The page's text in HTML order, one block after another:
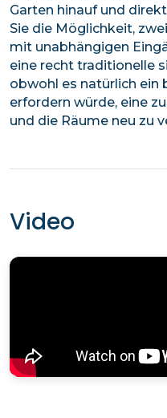
Garten hinauf und
Sie die Möglichkeit,
mit unabhängigen
eine recht traditionelle
obwohl es natürlich ein
erfordern würde, eine
und die Räume neu zu
Video